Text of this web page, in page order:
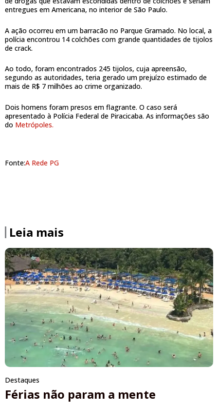
entregues em Americana, no interior de São Paulo.
A ação ocorreu em um barracão no Parque Gramado. No local, a
polícia encontrou 14 colchões com grande quantidades de tijolos
de crack.
Ao todo, foram encontrados 245 tijolos, cuja apreensão,
segundo as autoridades, teria gerado um prejuízo estimado de
mais de R$ 7 milhões ao crime organizado.
Dois homens foram presos em flagrante. O caso será
apresentado à Polícia Federal de Piracicaba. As informações são
do Metrópoles.
Fonte:A Rede PG
Leia mais
Destaques
Férias não param a mente